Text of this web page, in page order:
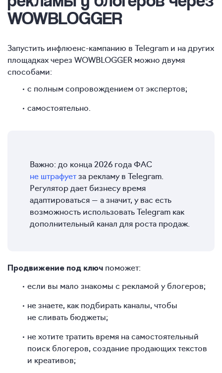
WOWBLOGGER
Запустить инфлюенс-кампанию в Telegram и на других
площадках через WOWBLOGGER можно двумя
способами:
с полным сопровождением от экспертов;
самостоятельно.
Важно: до конца 2026 года ФАС
не штрафуетза рекламу в Telegram.
Регулятор дает бизнесу время
адаптироваться — а значит, у вас есть
возможность использовать Telegram как
дополнительный канал для роста продаж.
Продвижение под ключ поможет:
если вы мало знакомы с рекламой у блогеров;
не знаете, как подбирать каналы, чтобы
не сливать бюджеты;
не хотите тратить время на самостоятельный
поиск блогеров, создание продающих текстов
и креативов;